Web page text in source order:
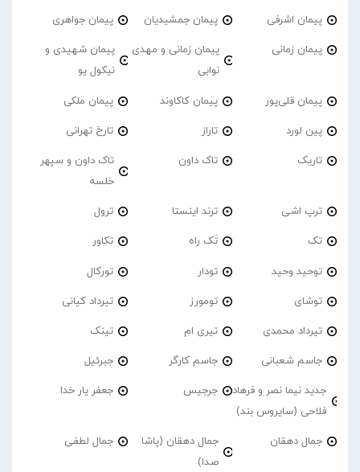
پیمان اشرفی پیمان جمشیدیان پیمان جواهری
پیمان زمانی
پیمان زمانی و مهدی
نوابی
پیمان شهیدی و
نیکول یو
پیمان قلی‌پور پیمان کاکاوند پیمان ملکی
پین لورد تاراز تارخ تهرانی
تاریک تاک داون
تاک داون و سپهر
خلسه
ترپ اشی ترند اینستا ترول
تک تَک راه تکاور
توحید وحید تودار تورکال
توشای تومورز تیرداد کیانی
تیرداد محمدی تیری ام تینک
جاسم شعبانی جاسم کارگر جبرئیل
جدید نیما نصر و فرهاد
فلاحی (سایروس بند)
جرجیس جعفر یار خدا
جمال دهقان
جمال دهقان (پاشا
صدا)
جمال لطفی